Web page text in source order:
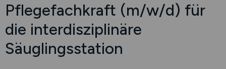
Pflegefachkraft (m/w/d) für
die interdisziplinäre
Säuglingsstation